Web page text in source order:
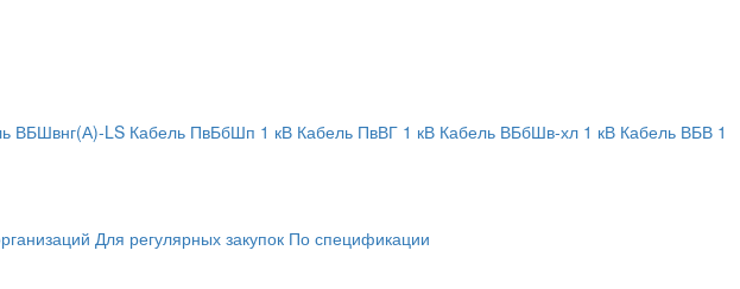
ВБШвнг(А)-LS Кабель ПвБбШп 1 кВ Кабель ПвВГ 1 кВ Кабель ВБбШв-хл 1 кВ Кабель ВБВ 1
Для регулярных закупок По спецификации